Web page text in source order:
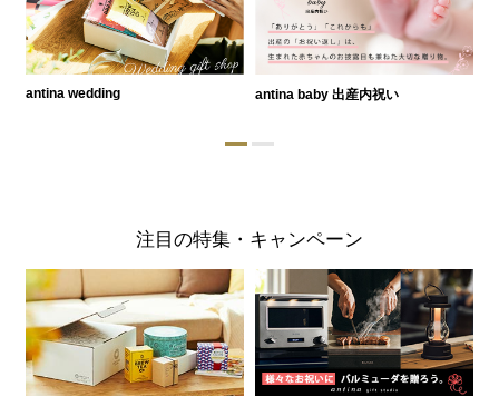
antina wedding antina baby 出産内祝い
注目の特集・キャンペーン